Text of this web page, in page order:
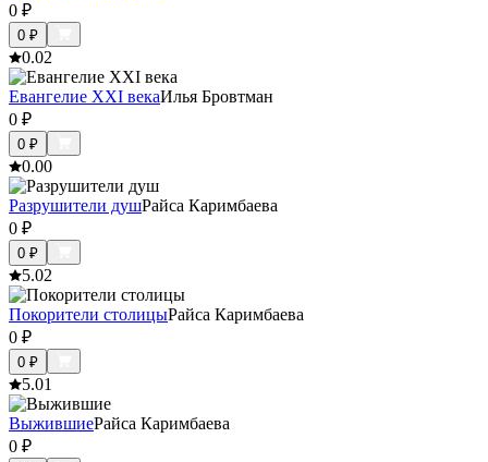
0 ₽
0 ₽
0.02
Евангелие ХХІ векаИлья Бровтман
0 ₽
0 ₽
0.00
Разрушители душРайса Каримбаева
0 ₽
0 ₽
5.02
Покорители столицыРайса Каримбаева
0 ₽
0 ₽
5.01
ВыжившиеРайса Каримбаева
0 ₽